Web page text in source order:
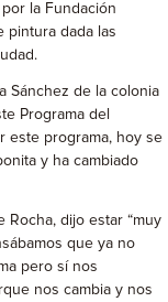
la Fundación
pintura dada las
Sánchez de la colonia
Programa del
este programa, hoy se
y ha cambiado
Rocha, dijo estar “muy
que ya no
pero sí nos
nos cambia y nos